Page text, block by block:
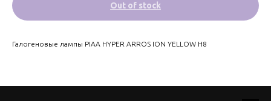
Out of stock
Галогеновые лампы PIAA HYPER ARROS ION YELLOW H8